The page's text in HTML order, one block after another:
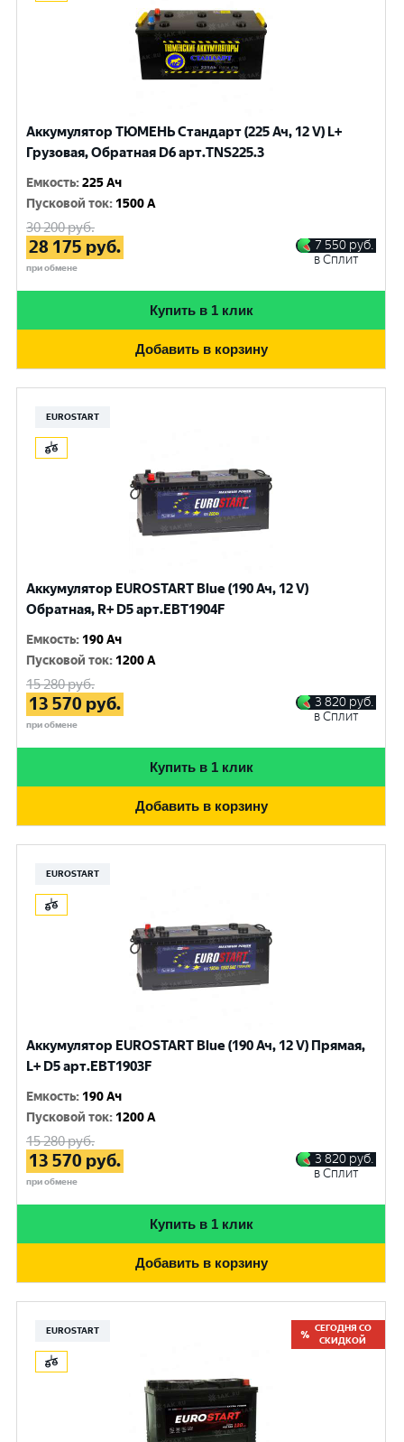
Аккумулятор ТЮМЕНЬ Стандарт (225 Ач, 12 V) L+
Грузовая, Обратная D6 арт.TNS225.3
Емкость:225 Ач
Пусковой ток: 1500 A
30 200руб.
28 175 руб.
при обмене
7 550 руб.
в Сплит
Купить в 1 клик
Добавить в корзину
EUROSTART
Аккумулятор EUROSTART Blue (190 Ач, 12 V)
Обратная, R+ D5 арт.EBT1904F
Емкость: 190 Ач
Пусковой ток: 1200 A
15 280руб.
13 570 руб.
при обмене
3 820 руб.
в Сплит
Купить в 1 клик
Добавить в корзину
EUROSTART
Аккумулятор EUROSTART Blue (190 Ач, 12 V) Прямая,
L+ D5 арт.EBT1903F
Емкость: 190 Ач
Пусковой ток: 1200 A
15 280руб.
13 570 руб.
при обмене
3 820 руб.
в Сплит
Купить в 1 клик
Добавить в корзину
EUROSTART
СЕГОДНЯ СО
СКИДКОЙ